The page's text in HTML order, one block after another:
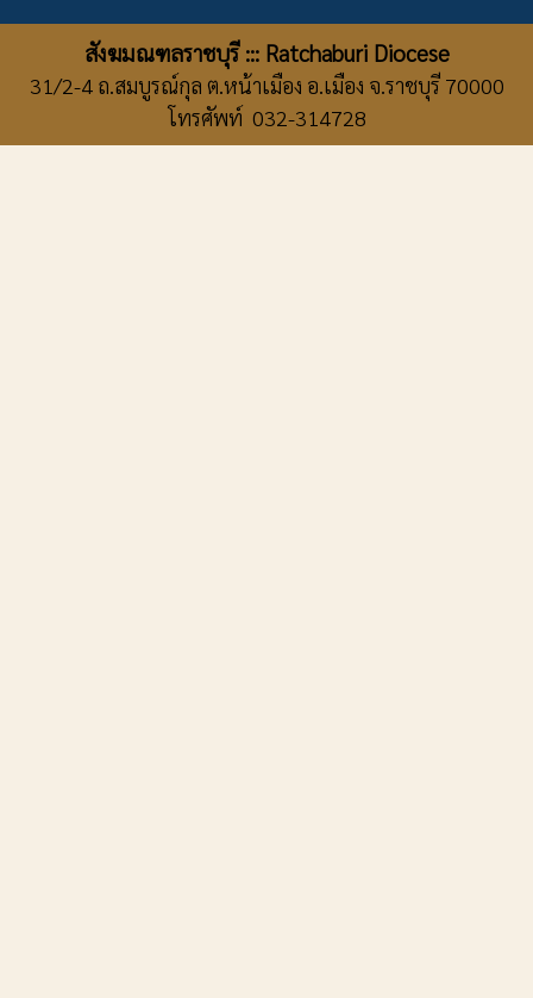
สังฆมณฑลราชบุรี ::: Ratchaburi Diocese
31/2-4 ถ.สมบูรณ์กุล ต.หน้าเมือง อ.เมือง จ.ราชบุรี 70000
โทรศัพท์ 032-314728